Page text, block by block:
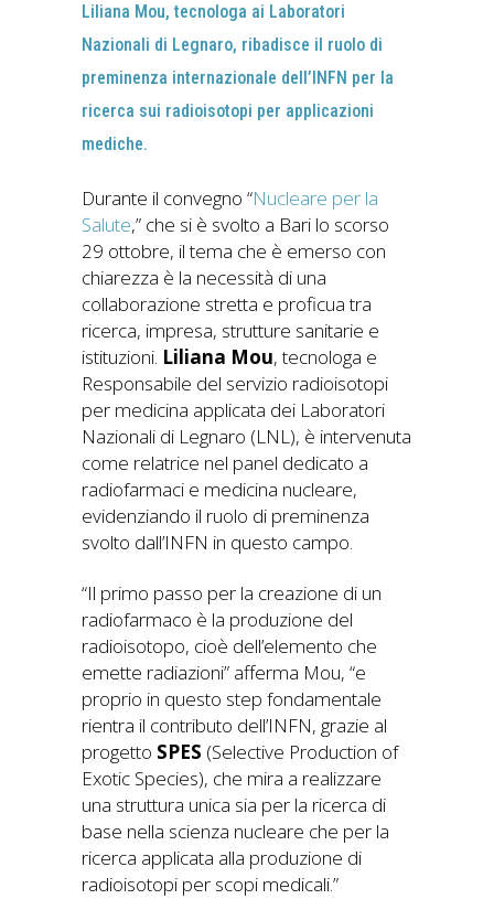
Liliana Mou, tecnologa ai Laboratori
Nazionali di Legnaro, ribadisce il ruolo di
preminenza internazionale dell’INFN per la
ricerca sui radioisotopi per applicazioni
mediche.
Durante il convegno “Nucleare per la
Salute,” che si è svolto a Bari lo scorso
29 ottobre, il tema che è emerso con
chiarezza è la necessità di una
collaborazione stretta e proficua tra
ricerca, impresa, strutture sanitarie e
istituzioni. Liliana Mou, tecnologa e
Responsabile del servizio radioisotopi
per medicina applicata dei Laboratori
Nazionali di Legnaro (LNL), è intervenuta
come relatrice nel panel dedicato a
radiofarmaci e medicina nucleare,
evidenziando il ruolo di preminenza
svolto dall’INFN in questo campo.
“Il primo passo per la creazione di un
radiofarmaco è la produzione del
radioisotopo, cioè dell’elemento che
emette radiazioni” afferma Mou, “e
proprio in questo step fondamentale
rientra il contributo dell’INFN, grazie al
progetto SPES (Selective Production of
Exotic Species), che mira a realizzare
una struttura unica sia per la ricerca di
base nella scienza nucleare che per la
ricerca applicata alla produzione di
radioisotopi per scopi medicali.”